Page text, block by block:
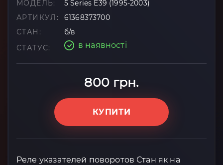
МОДЕЛЬ:
5 Series E39 (1995-2003)
АРТИКУЛ:
61368373700
СТАН:
б/в
СТАТУС:
в наявності
800 грн.
КУПИТИ
Реле указателей поворотов Стан як на